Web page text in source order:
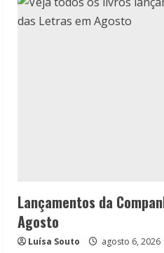
Lançamentos da
Agosto
Luísa Souto agosto 6, 2026